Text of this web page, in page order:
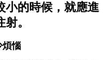
小的時候，就應進
。
煩惱